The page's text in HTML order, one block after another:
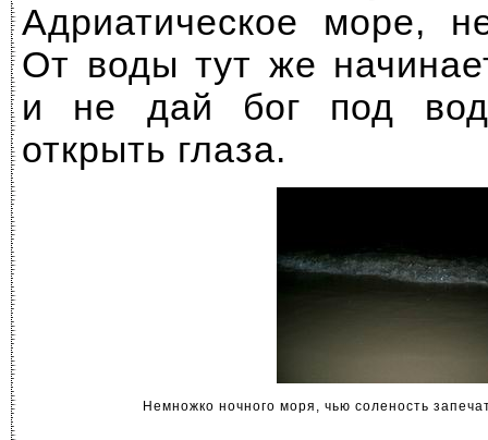
Адриатическое море,
От воды тут же
и не дай бог под
открыть глаза.
Немножко ночного моря, чью соленость